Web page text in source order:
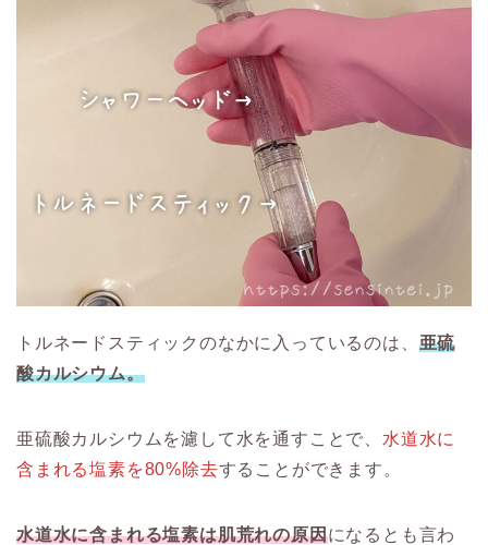
トルネードスティックのなかに入っているのは、 亜硫
酸カルシウム。
亜硫酸カルシウムを濾して水を通すことで、 水道水に
含まれる塩素を80%除去することができます。
水道水に含まれる塩素は肌荒れの原因になるとも言わ